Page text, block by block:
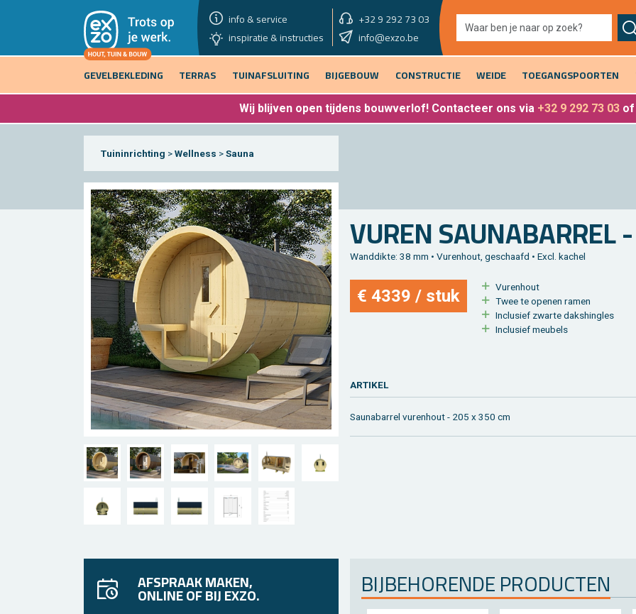
info & service +32 9 292 73 03
showroom vandaag
inspiratie & instructies
info@exzo.be 9u - 12u30 & 13u30 - 17u
GEVELBEKLEDING
TERRAS TUINAFSLUITING BIJGEBOUW CONSTRUCTIE WEIDE TOEGANGSPOORTEN
Wij blijven open tijdens bouwverlof! Contacteer ons via +32 9 292 73 03 of
Tuininrichting >Wellness >Sauna
VUREN
Wand­dik­te: 38 mm • Vu­ren­hout, ge­schaafd • Excl. ka­chel
€ 4339 / stuk
Vu­ren­hout
Twee te ope­nen ramen
In­clu­sief zwar­te daks­hingles
In­clu­sief meu­bels
AR­TI­KEL
Sau­na­bar­rel vu­ren­hout - 205 x 350 cm
AFSPRAAK MAKEN,
ONLINE OF BIJ EXZO. BIJ­BE­HO­REN­DE PRO­DUC­TEN